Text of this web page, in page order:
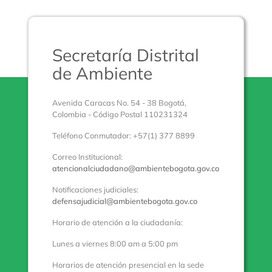
Secretaría Distrital
de Ambiente
Avenida Caracas No. 54 - 38 Bogotá,
Colombia - Código Postal 110231324
Teléfono Conmutador: +57(1) 377 8899
Correo Institucional:
atencionalciudadano@ambientebogota.gov.co
Notificaciones judiciales:
defensajudicial@ambientebogota.gov.co
Horario de atención a la ciudadanía:
Lunes a viernes 8:00 am a 5:00 pm
Horarios de atención presencial en la sede